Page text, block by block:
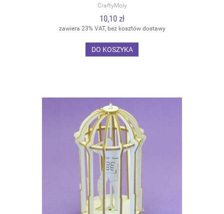
CraftyMoly
10,10 zł
zawiera 23% VAT, bez kosztów dostawy
DO KOSZYKA